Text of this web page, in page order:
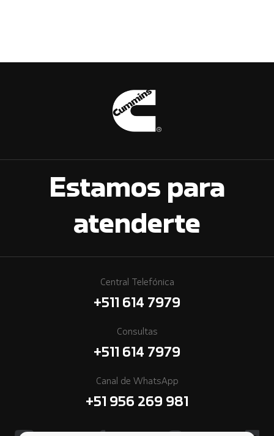
Estamos para
atenderte
Central Telefónica
+511 614 7979
Consultas
+511 614 7979
Canal de WhatsApp
+51 956 269 981